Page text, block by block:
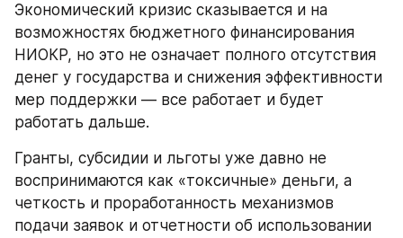
Экономический кризис сказывается и на
возможностях бюджетного финансирования
НИОКР, но это не означает полного отсутствия
денег у государства и снижения эффективности
мер поддержки — все работает и будет
работать дальше.
Гранты, субсидии и льготы уже давно не
воспринимаются как «токсичные» деньги, а
четкость и проработанность механизмов
подачи заявок и отчетности об использовании